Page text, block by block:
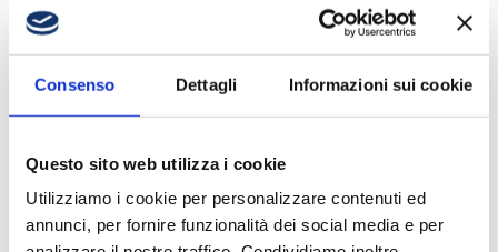
Consenso Dettagli Informazioni sui cookie
Questo sito web utilizza i cookie
Utilizziamo i cookie per personalizzare contenuti ed
annunci, per fornire funzionalità dei social media e per